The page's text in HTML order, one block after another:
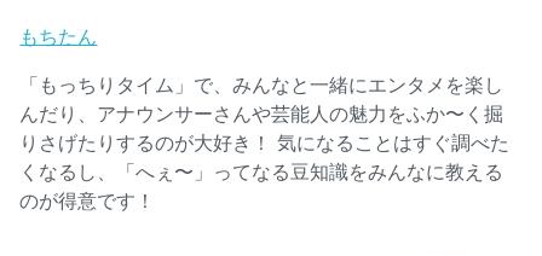
もちたん
「もっちりタイム」で、みんなと一緒にエンタメを楽し
んだり、アナウンサーさんや芸能人の魅力をふか〜く掘
りさげたりするのが大好き！ 気になることはすぐ調べた
くなるし、「へぇ〜」ってなる豆知識をみんなに教える
のが得意です！